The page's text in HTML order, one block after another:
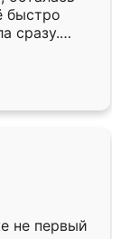
быстро
сразу.
к
Собрали
даже
не первый